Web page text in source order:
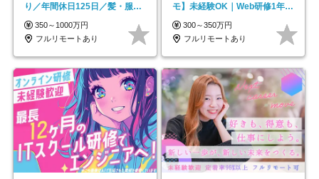
り／年間休日125日／髪・服・
ネイル自由／副業OK
350～1000万円
フルリモートあり
モ】未経験OK｜Web研修1年間
｜副業OK
300～350万円
フルリモートあり